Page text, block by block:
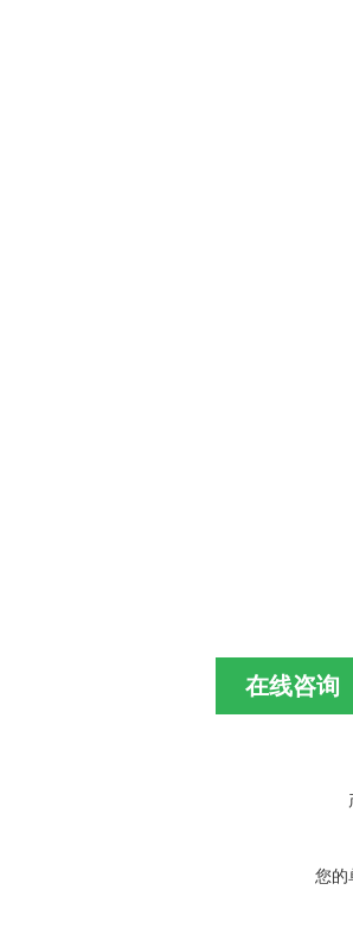
在线咨询
您的